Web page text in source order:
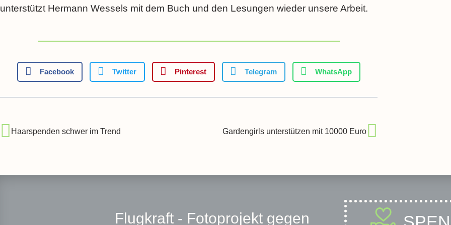
unterstützt Hermann Wessels mit dem Buch und den Lesungen wieder unsere Arbeit.
Facebook Twitter Pinterest Telegram WhatsApp
Haarspenden schwer im Trend Gardengirls unterstützen mit 10000 Euro
Flugkraft - Fotoprojekt gegen